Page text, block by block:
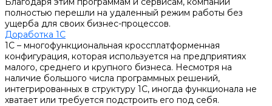
полностью перешли на удаленный режим работы без
ущерба для своих бизнес-процессов.
Доработка 1С
1С – многофункциональная кроссплатформенная
конфигурация, которая используется на предприятиях
малого, среднего и крупного бизнеса. Несмотря на
наличие большого числа программных решений,
интегрированных в структуру 1С, иногда функционала не
хватает или требуется подстроить его под себя.